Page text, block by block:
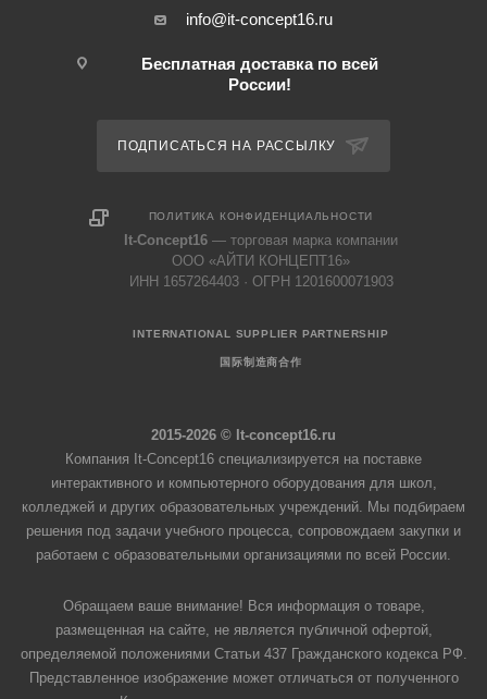
info@it-concept16.ru
Бесплатная доставка по всей
России!
ПОДПИСАТЬСЯ НА РАССЫЛКУ
ПОЛИТИКА КОНФИДЕНЦИАЛЬНОСТИ
It-Concept16 — торговая марка компании
ООО «АЙТИ КОНЦЕПТ16»
ИНН 1657264403 · ОГРН 1201600071903
INTERNATIONAL SUPPLIER PARTNERSHIP
国际制造商合作
2015-2026 © It-concept16.ru
Компания It-Concept16 специализируется на поставке
интерактивного и компьютерного оборудования для школ,
колледжей и других образовательных учреждений. Мы подбираем
решения под задачи учебного процесса, сопровождаем закупки и
работаем с образовательными организациями по всей России.
Обращаем ваше внимание! Вся информация о товаре,
размещенная на сайте, не является публичной офертой,
определяемой положениями Статьи 437 Гражданского кодекса РФ.
Представленное изображение может отличаться от полученного